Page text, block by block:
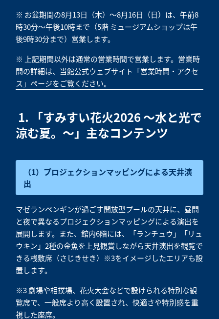
※ お盆期間の8月13日（木）～8月16日（日）は、午前8
時30分～午後10時まで（5階 ミュージアムショップは午
後9時30分まで）営業します。
※ 上記期間以外は通常の営業時間で営業します。営業時
間の詳細は、当館公式ウェブサイト「営業時間・アクセ
ス 」ページをご覧ください。
1. 「すみすい花火2026 ～水と光で
涼む夏。～」主なコンテンツ
（1）プロジェクションマッピングによる天井演
出
マゼランペンギンが過ごす開放型プールの天井に、昼間
と夜で異なるプロジェクションマッピングによる演出を
展開します。また、館内6階には、「ランチュウ」「リュ
ウキン」2種の金魚を上見観賞しながら天井演出を観覧で
きる桟敷席（さじきせき）※3をイメージしたエリアも設
置します。
※3 劇場や相撲場、花火大会などで設けられる特別な観
覧席で、一般席より高く設置され、快適さや特別感を重
視した座席。